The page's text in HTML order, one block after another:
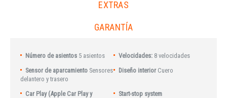
EXTRAS
GARANTÍA
Número de asientos 5 asientos Velocidades: 8 velocidades
Sensor de aparcamiento Sensores
delantero y trasero
Diseño interior Cuero
Car Play (Apple Car Play y
Start-stop system